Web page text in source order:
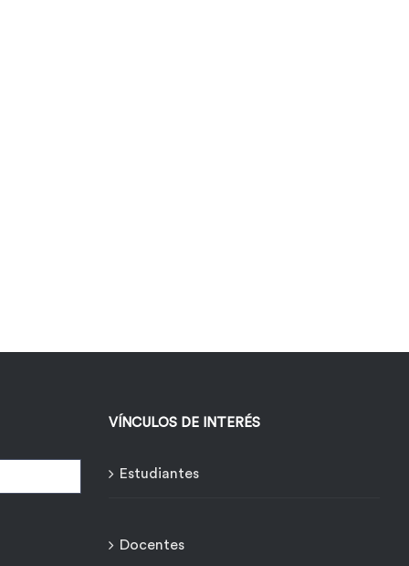
VÍNCULOS DE INTERÉS
Estudiantes
Docentes